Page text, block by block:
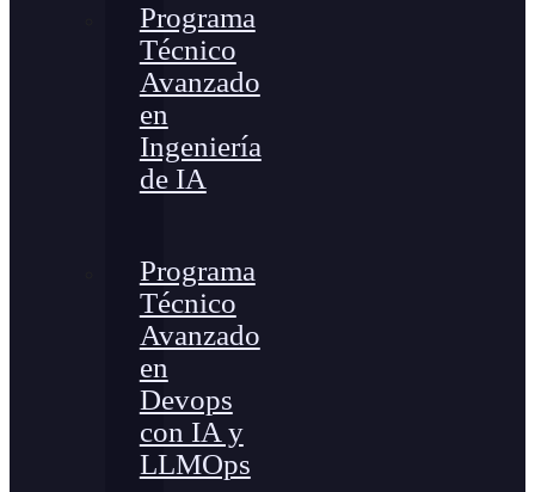
Programa
Técnico
Avanzado
en
Ingeniería
de IA
Programa
Técnico
Avanzado
en
Devops
con IA y
LLMOps